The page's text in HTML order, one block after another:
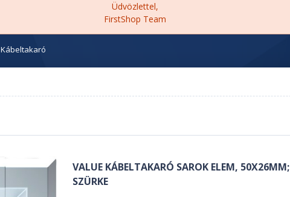
Üdvözlettel,
FirstShop Team
Kábeltakaró
VALUE KÁBELTAKARÓ SAROK ELEM, 50X26MM;
SZÜRKE